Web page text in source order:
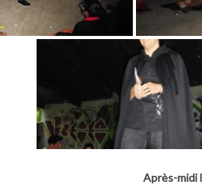
Après-midi